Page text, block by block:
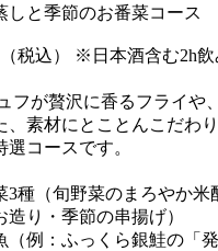
しと季節のお番菜コース
税込） ※日本酒含む2h飲
フが贅沢に香るフライや
、素材にとことんこだわ
コースです。
3種（旬野菜のまろやか米
り・季節の串揚げ）
（例：ふっくら銀鮭の「